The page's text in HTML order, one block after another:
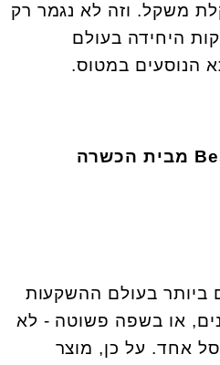
משקל. וזה לא נגמר רק
היחידה בעולם
הנוסעים במטוס.
מבית הכשרה
ביותר בעולם ההשקעות
או בשפה פשוטה - לא
אחד. על כן, מוצר